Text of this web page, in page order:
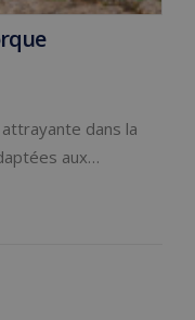
dans la
aux…